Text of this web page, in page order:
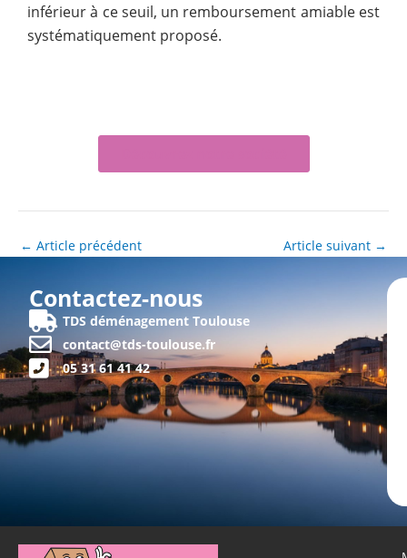
inférieur à ce seuil, un remboursement amiable est
systématiquement proposé.
← Article précédent Article suivant →
Contactez-nous
TDS déménagement Toulouse
contact@tds-toulouse.fr
05 31 61 41 42